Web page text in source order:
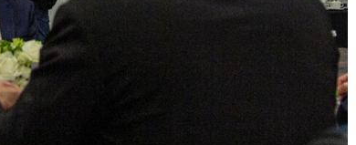
atormentada de Denís
Francisco G.